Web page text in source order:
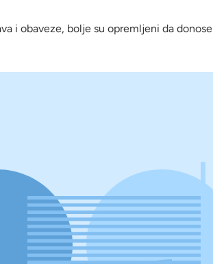
i obaveze, bolje su opremljeni da donose